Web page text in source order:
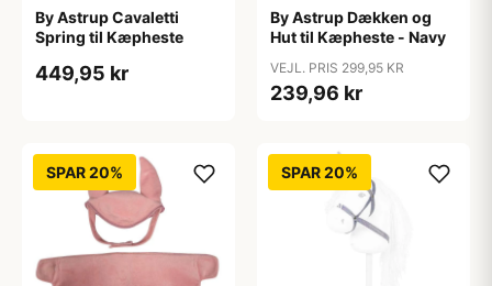
By Astrup Cavaletti
Spring til Kæpheste
449,95 kr
By Astrup Dækken og
Hut til Kæpheste - Navy
VEJL. PRIS 299,95 KR
239,96 kr
SPAR 20% SPAR 20%